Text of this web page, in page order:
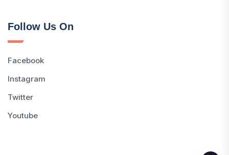
Follow Us On
Facebook
Instagram
Twitter
Youtube